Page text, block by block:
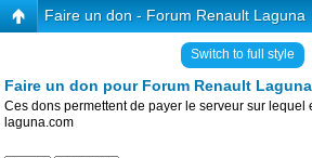
Faire un don - Forum Renault Laguna
Switch to full style
Faire un don pour Forum Renault Laguna
Ces dons permettent de payer le serveur sur lequel
laguna.com